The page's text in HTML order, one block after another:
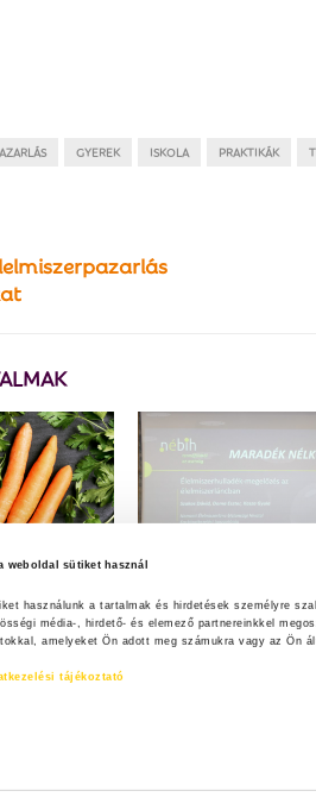
weboldal sütiket használ
használunk a tartalmak és hirdetések személyre
média-, hirdető- és elemező partnereinkkel
amelyeket Ön adott meg számukra vagy az Ön
tájékoztató
GYEREK ISKOLA PRAKTIKÁK
#reducefoodwaste –